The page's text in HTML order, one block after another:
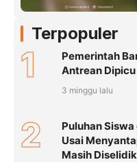
Terpopuler
1
Pemerintah
Antrean Dipicu
3 minggu lalu
2
Puluhan
Usai
Masih